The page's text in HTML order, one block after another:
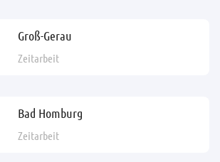
Groß-Gerau
Zeitarbeit
Bad Homburg
Zeitarbeit